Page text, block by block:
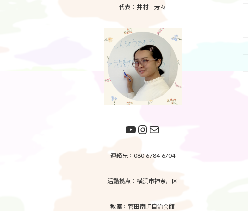
代表：井村 芳々
YouTube
Instagram
メール
連絡先：080-6784-6704
活動拠点：横浜市神奈川区
教室：菅田南町自治会館